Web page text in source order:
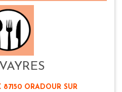
ORADOUR SUR